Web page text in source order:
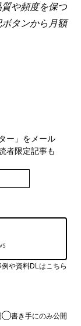
や頻度を保つ
タンから月額
ー」をメール
者限定記事も
例や資料DLはこちら
書き手にのみ公開